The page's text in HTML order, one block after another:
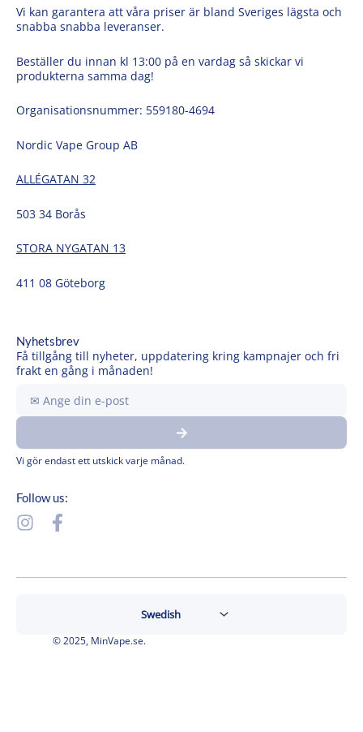
Vi kan garantera att våra priser är bland Sveriges lägsta och
snabba snabba leveranser.
Beställer du innan kl 13:00 på en vardag så skickar vi
produkterna samma dag!
Organisationsnummer: 559180-4694
Nordic Vape Group AB
ALLÉGATAN 32
503 34 Borås
STORA NYGATAN 13
411 08 Göteborg
Nyhetsbrev
Få tillgång till nyheter, uppdatering kring kampnajer och fri
frakt en gång i månaden!
din
e-
Submit
Vi gör endast ett utskick varje månad.
Follow us:
I
t
F
a
e
k
© 2025, MinVape.se.